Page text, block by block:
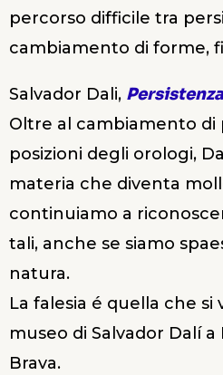
percorso difficile tra
cambiamento di forme,
Salvador Dali,
Oltre al cambiamento di
posizioni degli orologi,
materia che diventa
continuiamo a
tali, anche se siamo
natura.
La falesia é quella che si
museo di Salvador Dalí
Brava.